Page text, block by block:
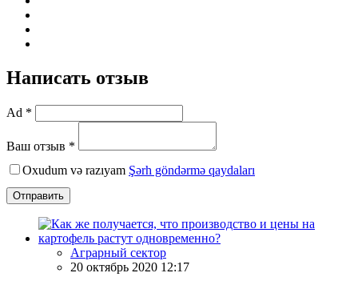
Написать отзыв
Ad *
Ваш отзыв *
Oxudum və razıyam Şərh göndərmə qaydaları
Отправить
Аграрный сектор
20 октябрь 2020 12:17